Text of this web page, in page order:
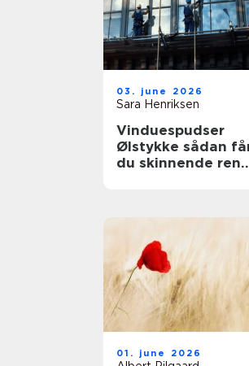
03. june 2026
Sara Henriksen
Vinduespudser
Ølstykke sådan får
du skinnende rene
01. june 2026